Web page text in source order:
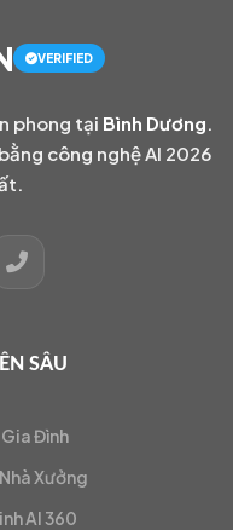
VERIFIED
phong tại Bình Dương
công nghệ AI 2026
SÂU
Đình
Xưởng
AI 360